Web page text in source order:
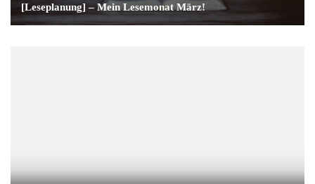
[Leseplanung] – Mein Lesemonat März!